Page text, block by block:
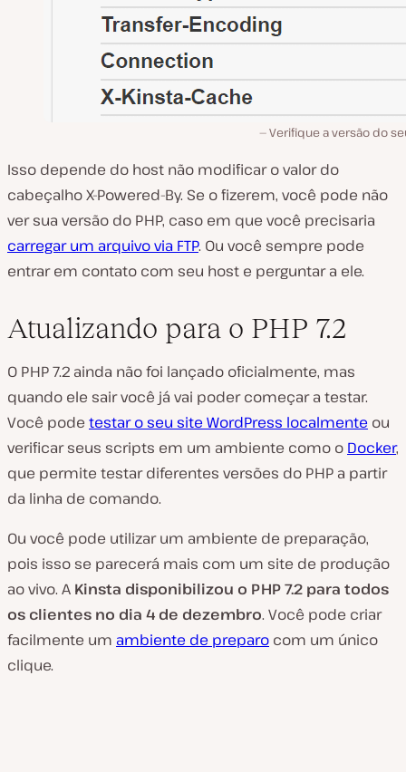
Verifique a versão do
Isso depende do host não modificar o valor do
cabeçalho X-Powered-By. Se o fizerem, você pode não
ver sua versão do PHP, caso em que você precisaria
carregar um arquivo via FTP. Ou você sempre pode
entrar em contato com seu host e perguntar a ele.
Atualizando para o PHP 7.2
O PHP 7.2 ainda não foi lançado oficialmente, mas
quando ele sair você já vai poder começar a testar.
Você pode testar o seu site WordPress localmente ou
verificar seus scripts em um ambiente como o Docker,
que permite testar diferentes versões do PHP a partir
da linha de comando.
Ou você pode utilizar um ambiente de preparação,
pois isso se parecerá mais com um site de produção
ao vivo. A Kinsta disponibilizou o PHP 7.2 para todos
os clientes no dia 4 de dezembro. Você pode criar
facilmente um ambiente de preparo com um único
clique.